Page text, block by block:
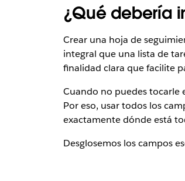
¿Qué debería
Crear una hoja de
integral que una lista de
finalidad clara que facilite
Cuando no puedes tocarle
Por eso, usar todos los
exactamente dónde está
Desglosemos los campos